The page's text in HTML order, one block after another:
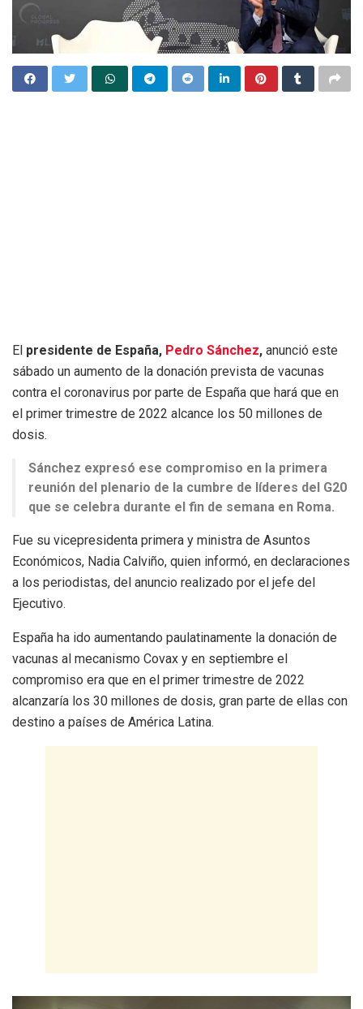
El presidente de España, Pedro Sánchez, anunció este
sábado un aumento de la donación prevista de vacunas
contra el coronavirus por parte de España que hará que en
el primer trimestre de 2022 alcance los 50 millones de
dosis.
Sánchez expresó ese compromiso en la primera
reunión del plenario de la cumbre de líderes del G20
que se celebra durante el fin de semana en Roma.
Fue su vicepresidenta primera y ministra de Asuntos
Económicos, Nadia Calviño, quien informó, en declaraciones
a los periodistas, del anuncio realizado por el jefe del
Ejecutivo.
España ha ido aumentando paulatinamente la donación de
vacunas al mecanismo Covax y en septiembre el
compromiso era que en el primer trimestre de 2022
alcanzaría los 30 millones de dosis, gran parte de ellas con
destino a países de América Latina.